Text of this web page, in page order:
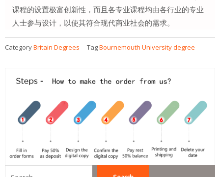
课程的设置极富创新性，而且各专业课程均由各行业的专业
人士参与设计，以使其符合现代商业社会的需求。
CategoryBritain Degrees TagBournemouth University degree